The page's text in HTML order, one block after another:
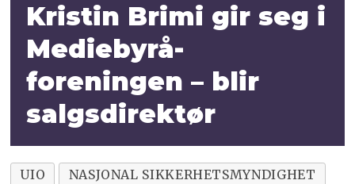
Kristin Brimi gir seg i
Mediebyrå­
foreningen – blir
salgsdirektør
UIO NASJONAL SIKKERHETSMYNDIGHET